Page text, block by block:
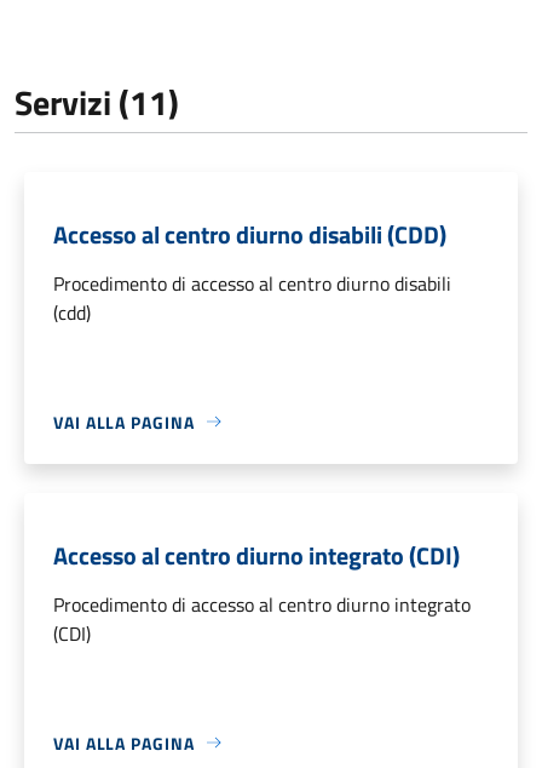
Servizi (11)
Accesso al centro diurno disabili (CDD)
Procedimento di accesso al centro diurno disabili
(cdd)
VAI ALLA PAGINA
Accesso al centro diurno integrato (CDI)
Procedimento di accesso al centro diurno integrato
(CDI)
VAI ALLA PAGINA